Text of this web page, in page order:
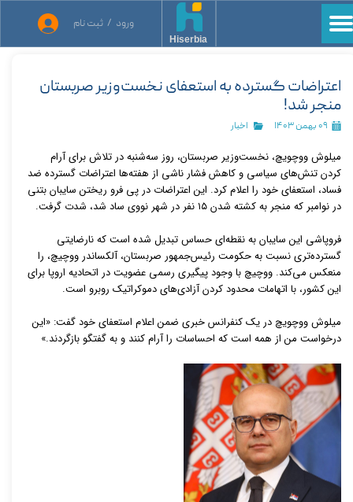
ورود / ثبت نام
حساب کاربری من
سفارشات
Hiserbia
اعتراضات گسترده به استعفای نخست‌وزیر صربستان
منجر شد!
۰۹ بهمن ۱۴۰۳ اخبار
میلوش ووچویچ، نخست‌وزیر صربستان، روز سه‌شنبه در تلاش برای آرام
کردن تنش‌های سیاسی و کاهش فشار ناشی از هفته‌ها اعتراضات گسترده ضد
فساد، استعفای خود را اعلام کرد. این اعتراضات در پی فرو ریختن سایبان بتنی
در نوامبر که منجر به کشته شدن ۱۵ نفر در شهر نووی ساد شد، شدت گرفت.
فروپاشی این سایبان به نقطه‌ای حساس تبدیل شده است که نارضایتی
گسترده‌تری نسبت به حکومت رئیس‌جمهور صربستان، آلکساندر ووچیچ، را
منعکس می‌کند. ووچیچ با وجود پیگیری رسمی عضویت در اتحادیه اروپا برای
این کشور، با اتهامات محدود کردن آزادی‌های دموکراتیک روبرو است.
میلوش ووچویچ در یک کنفرانس خبری ضمن اعلام استعفای خود گفت: «این
درخواست من از همه است که احساسات را آرام کنند و به گفتگو بازگردند.»